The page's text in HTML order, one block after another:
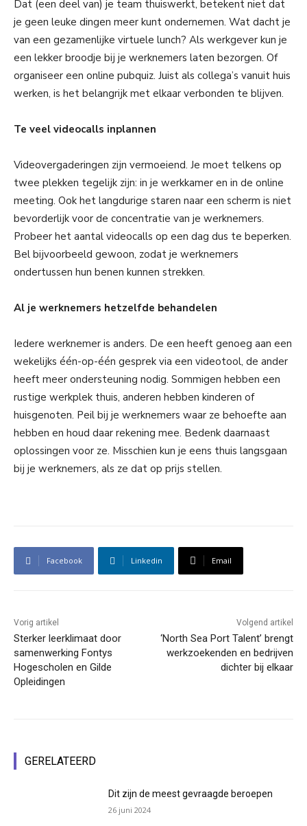
Dat (een deel van) je team thuiswerkt, betekent niet dat
je geen leuke dingen meer kunt ondernemen. Wat dacht je
van een gezamenlijke virtuele lunch? Als werkgever kun je
een lekker broodje bij je werknemers laten bezorgen. Of
organiseer een online pubquiz. Juist als collega’s vanuit huis
werken, is het belangrijk met elkaar verbonden te blijven.
Te veel videocalls inplannen
Videovergaderingen zijn vermoeiend. Je moet telkens op
twee plekken tegelijk zijn: in je werkkamer en in de online
meeting. Ook het langdurige staren naar een scherm is niet
bevorderlijk voor de concentratie van je werknemers.
Probeer het aantal videocalls op een dag dus te beperken.
Bel bijvoorbeeld gewoon, zodat je werknemers
ondertussen hun benen kunnen strekken.
Al je werknemers hetzelfde behandelen
Iedere werknemer is anders. De een heeft genoeg aan een
wekelijks één-op-één gesprek via een videotool, de ander
heeft meer ondersteuning nodig. Sommigen hebben een
rustige werkplek thuis, anderen hebben kinderen of
huisgenoten. Peil bij je werknemers waar ze behoefte aan
hebben en houd daar rekening mee. Bedenk daarnaast
oplossingen voor ze. Misschien kun je eens thuis langsgaan
bij je werknemers, als ze dat op prijs stellen.
Facebook Linkedin Email
Vorig artikel
Sterker leerklimaat door
samenwerking Fontys
Hogescholen en Gilde
Opleidingen
Volgend artikel
‘North Sea Port Talent’ brengt
werkzoekenden en bedrijven
dichter bij elkaar
GERELATEERD
Dit zijn de meest gevraagde beroepen
26 juni 2024